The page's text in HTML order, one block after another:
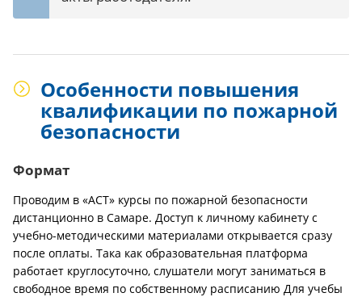
Особенности повышения
квалификации по пожарной
безопасности
Формат
Проводим в «АСТ» курсы по пожарной безопасности
дистанционно в Самаре. Доступ к личному кабинету с
учебно-методическими материалами открывается сразу
после оплаты. Така как образовательная платформа
работает круглосуточно, слушатели могут заниматься в
свободное время по собственному расписанию Для учебы